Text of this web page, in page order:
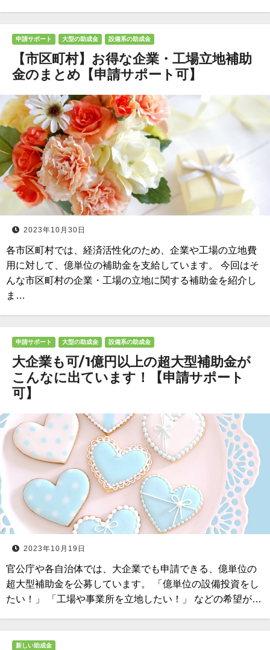
申請サポート 大型の助成金 設備系の助成金
【市区町村】お得な企業・工場立地補助
金のまとめ【申請サポート可】
2023年10月30日
各市区町村では、経済活性化のため、企業や工場の立地費
用に対して、億単位の補助金を支給しています。 今回はそ
んな市区町村の企業・工場の立地に関する補助金を紹介し
ま…
申請サポート 大型の助成金 設備系の助成金
大企業も可/1億円以上の超大型補助金が
こんなに出ています！【申請サポート
可】
2023年10月19日
官公庁や各自治体では、大企業でも申請できる、億単位の
超大型補助金を公募しています。 「億単位の設備投資をし
たい！」 「工場や事業所を立地したい！」 などの希望が…
新しい助成金